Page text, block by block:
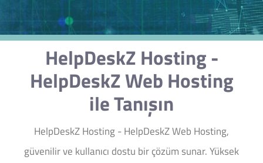
HelpDeskZ Hosting -
HelpDeskZ Web Hosting
ile Tanışın
HelpDeskZ Hosting - HelpDeskZ Web Hosting,
güvenilir ve kullanıcı dostu bir çözüm sunar. Yüksek